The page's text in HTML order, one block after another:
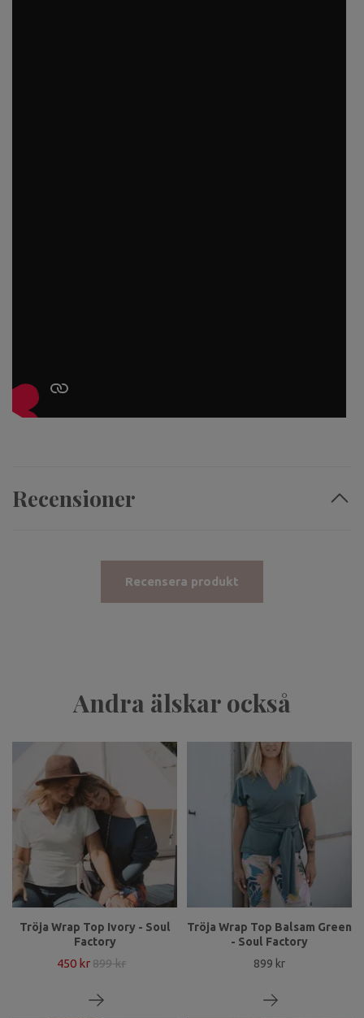
Recensioner
Recensera produkt
Andra älskar också
Tröja Wrap Top Ivory - Soul
Factory
450 kr 899 kr
Tröja Wrap Top Balsam Green
- Soul Factory
899 kr